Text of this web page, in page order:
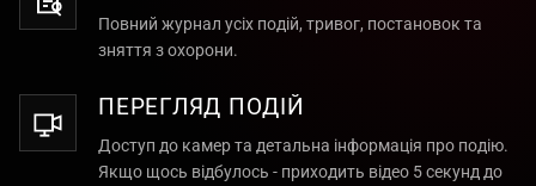
Повний журнал усіх подій, тривог, постановок та
зняття з охорони.
ПЕРЕГЛЯД ПОДІЙ
Доступ до камер та детальна інформація про подію.
Якщо щось відбулось - приходить відео 5 секунд до